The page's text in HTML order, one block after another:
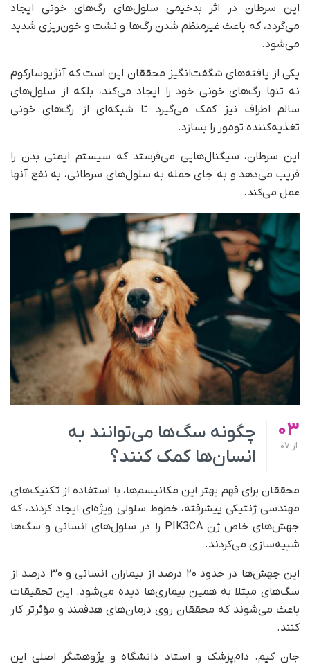
این سرطان در اثر بدخیمی سلول‌های رگ‌های خونی ایجاد
می‌گردد، که باعث غیرمنظم شدن رگ‌ها و نشت‌ و خون‌ریزی شدید
می‌شود.
یکی از یافته‌های شگفت‌انگیز محققان این است که آنژیوسارکوم
نه تنها رگ‌های خونی خود را ایجاد می‌کند، بلکه از سلول‌های
سالم اطراف نیز کمک می‌گیرد تا شبکه‌ای از رگ‌های خونی
تغذیه‌کننده تومور را بسازد.
این سرطان، سیگنال‌هایی می‌فرستد که سیستم ایمنی بدن را
فریب می‌دهد و به جای حمله به سلول‌های سرطانی، به نفع آنها
عمل می‌کند.
03
از
چگونه سگ‌ها می‌توانند به
انسان‌ها کمک کنند؟
محققان برای فهم بهتر این مکانیسم‌ها، با استفاده از تکنیک‌های
مهندسی ژنتیکی پیشرفته، خطوط سلولی ویژه‌ای ایجاد کردند، که
جهش‌های خاص ژن PIK3CA را در سلول‌های انسانی و سگ‌ها
شبیه‌سازی می‌کردند.
این جهش‌ها در حدود ۲۰ درصد از بیماران انسانی و ۳۰ درصد از
سگ‌های مبتلا به همین بیماری‌ها دیده می‌شود. این تحقیقات
باعث می‌شوند که محققان روی درمان‌های هدفمند و مؤثرتر کار
کنند.
جان کیم، دام‌پزشک و استاد دانشگاه و پژوهشگر اصلی این